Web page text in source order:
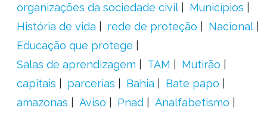
organizações da sociedade civil
Municípios
História de vida
rede de proteção
Nacional
Educação que protege
Salas de aprendizagem
TAM
Mutirão
capitais
parcerias Bahia
Bate papo
amazonas
Aviso Pnad
Analfabetismo